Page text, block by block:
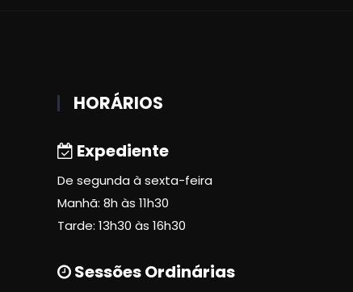
HORÁRIOS
Expediente
De segunda à sexta-feira
Manhã: 8h às 11h30
Tarde: 13h30 às 16h30
Sessões Ordinárias